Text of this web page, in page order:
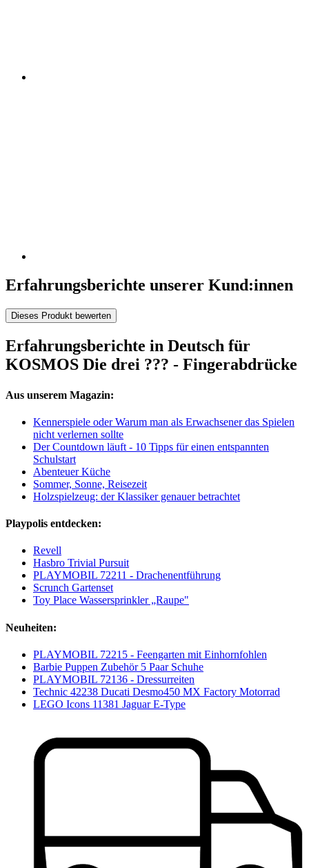
Erfahrungsberichte unserer Kund:innen
Dieses Produkt bewerten
Erfahrungsberichte in Deutsch für
KOSMOS Die drei ??? - Fingerabdrücke
Aus unserem Magazin:
Kennerspiele oder Warum man als Erwachsener das Spielen
nicht verlernen sollte
Der Countdown läuft - 10 Tipps für einen entspannten
Schulstart
Abenteuer Küche
Sommer, Sonne, Reisezeit
Holzspielzeug: der Klassiker genauer betrachtet
Playpolis entdecken:
Revell
Hasbro Trivial Pursuit
PLAYMOBIL 72211 - Drachenentführung
Scrunch Gartenset
Toy Place Wassersprinkler „Raupe"
Neuheiten:
PLAYMOBIL 72215 - Feengarten mit Einhornfohlen
Barbie Puppen Zubehör 5 Paar Schuhe
PLAYMOBIL 72136 - Dressurreiten
Technic 42238 Ducati Desmo450 MX Factory Motorrad
LEGO Icons 11381 Jaguar E-Type